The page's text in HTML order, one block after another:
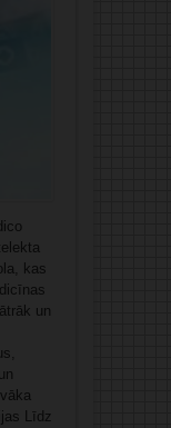
kas
un
Līdz